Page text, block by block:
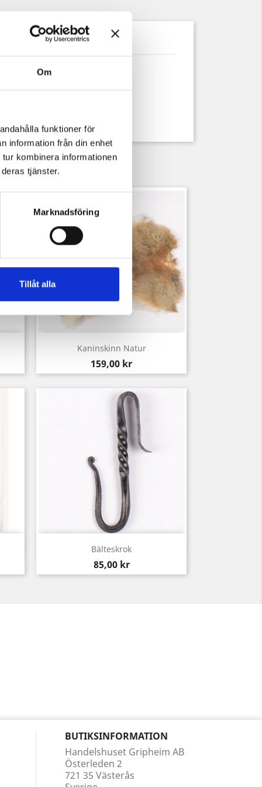
Om
funktioner för
information från din enhet
kombinera informationen
tjänster.
Marknadsföring
Tillåt alla
läder
Kaninskinn Natur
Pris
159,00 kr
Snabbvy
Bälteskrok
Pris
85,00 kr
Snabbvy
BUTIKSINFORMATION
Handelshuset Gripheim AB
Österleden 2
721 35 Västerås